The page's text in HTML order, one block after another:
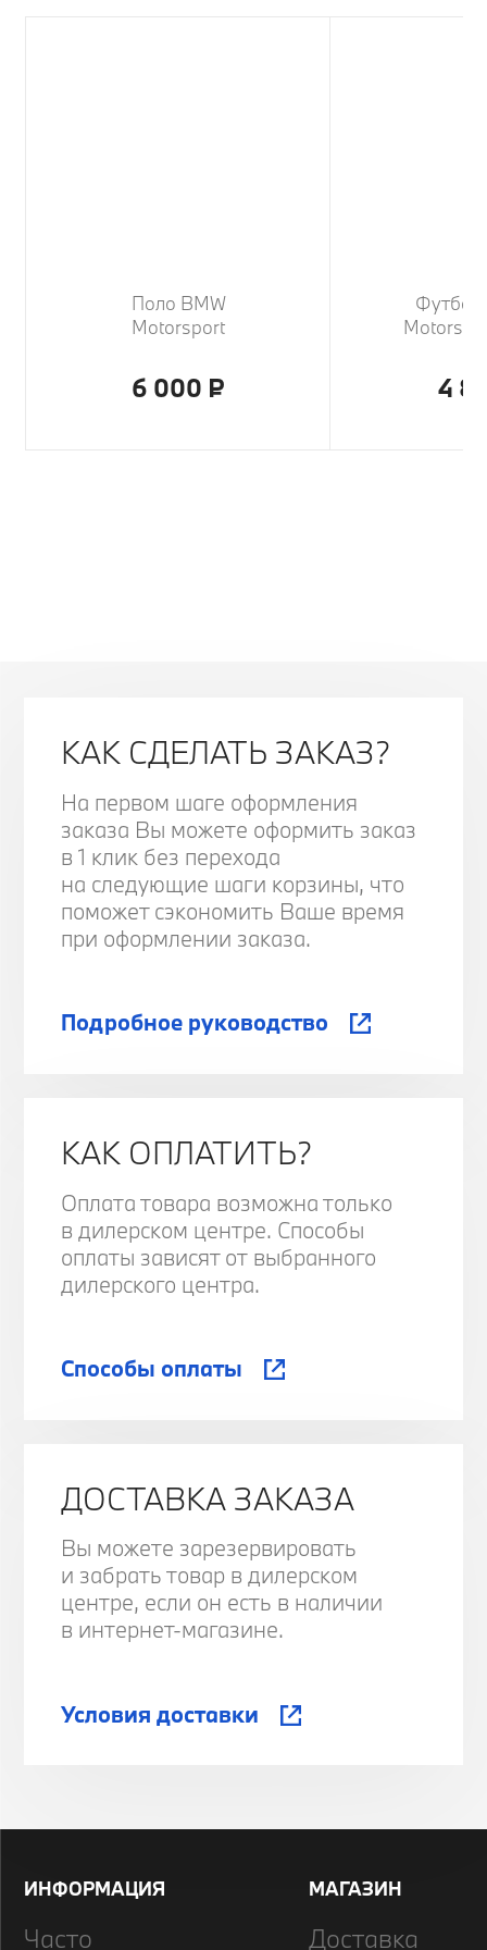
Поло BMW
Motorsport
6 000 ₽ 4
КАК СДЕЛАТЬ ЗАКАЗ?
На первом шаге оформления
заказа Вы можете оформить заказ
в 1 клик без перехода
на следующие шаги корзины, что
поможет сэкономить Ваше время
при оформлении заказа.
Подробное руководство
КАК ОПЛАТИТЬ?
Оплата товара возможна только
в дилерском центре. Способы
оплаты зависят от выбранного
дилерского центра.
Способы оплаты
ДОСТАВКА ЗАКАЗА
Вы можете зарезервировать
и забрать товар в дилерском
центре, если он есть в наличии
в интернет-магазине.
Условия доставки
ИНФОРМАЦИЯ
Часто
МАГАЗИН
Доставка